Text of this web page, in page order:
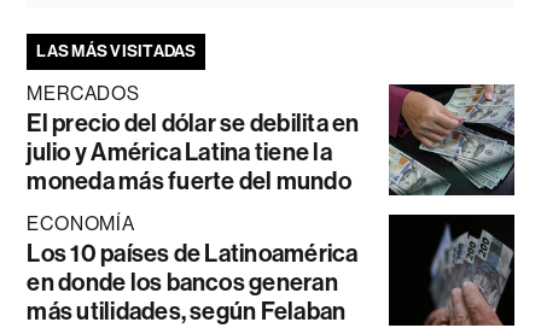
LAS MÁS VISITADAS
MERCADOS
El precio del dólar se debilita en
julio y América Latina tiene la
moneda más fuerte del mundo
ECONOMÍA
Los 10 países de Latinoamérica
en donde los bancos generan
más utilidades, según Felaban